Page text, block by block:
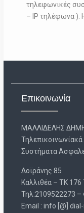
τηλεφωνικές
– IP τηλέφωνα ).
Επικοινωνία
ΜΑΛΛΙΔΕΛΗΣ
Συστήματα
Δοϊράνης 85
Καλλιθέα – ΤΚ 176
Τηλ:2109522273
Email : info [@]